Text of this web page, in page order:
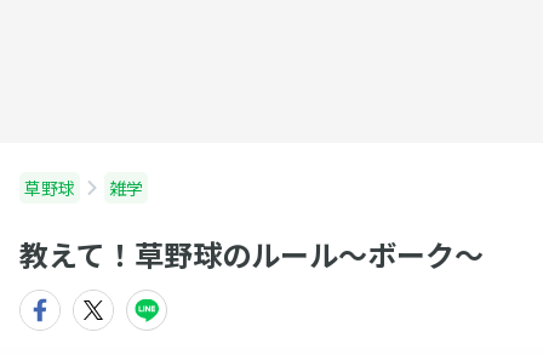
草野球 雑学
教えて！草野球のルール～ボーク～